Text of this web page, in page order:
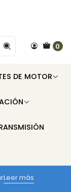
0
DE MOTOR
Leer más